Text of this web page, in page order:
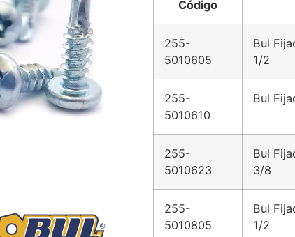
Código
255-
5010605
Bul
1/2
255-
5010610
Bul
255-
5010623
Bul
3/8
255-
5010805
Bul
1/2